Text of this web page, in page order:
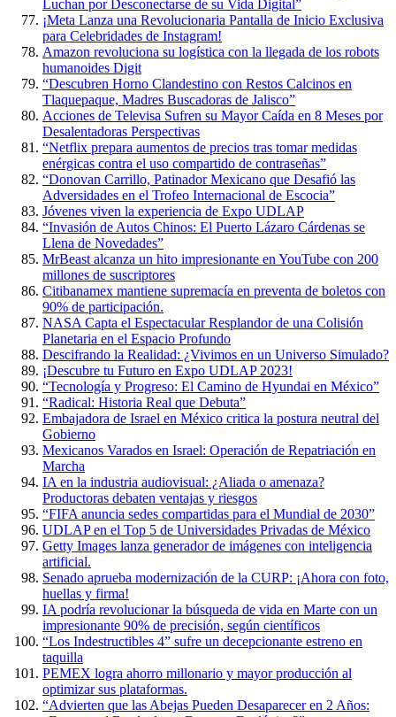
Luchan por Desconectarse de su Vida Digital”
¡Meta Lanza una Revolucionaria Pantalla de Inicio Exclusiva
para Celebridades de Instagram!
Amazon revoluciona su logística con la llegada de los robots
humanoides Digit
“Descubren Horno Clandestino con Restos Calcinos en
Tlaquepaque, Madres Buscadoras de Jalisco”
Acciones de Televisa Sufren su Mayor Caída en 8 Meses por
Desalentadoras Perspectivas
“Netflix prepara aumentos de precios tras tomar medidas
enérgicas contra el uso compartido de contraseñas”
“Donovan Carrillo, Patinador Mexicano que Desafió las
Adversidades en el Trofeo Internacional de Escocia”
Jóvenes viven la experiencia de Expo UDLAP
“Invasión de Autos Chinos: El Puerto Lázaro Cárdenas se
Llena de Novedades”
MrBeast alcanza un hito impresionante en YouTube con 200
millones de suscriptores
Citibanamex mantiene supremacía en preventa de boletos con
90% de participación.
NASA Capta el Espectacular Resplandor de una Colisión
Planetaria en el Espacio Profundo
Descifrando la Realidad: ¿Vivimos en un Universo Simulado?
¡Descubre tu Futuro en Expo UDLAP 2023!
“Tecnología y Progreso: El Camino de Hyundai en México”
“Radical: Historia Real que Debuta”
Embajadora de Israel en México critica la postura neutral del
Gobierno
Mexicanos Varados en Israel: Operación de Repatriación en
Marcha
IA en la industria audiovisual: ¿Aliada o amenaza?
Productoras debaten ventajas y riesgos
“FIFA anuncia sedes compartidas para el Mundial de 2030”
UDLAP en el Top 5 de Universidades Privadas de México
Getty Images lanza generador de imágenes con inteligencia
artificial.
Senado aprueba modernización de la CURP: ¡Ahora con foto,
huellas y firma!
IA podría revolucionar la búsqueda de vida en Marte con un
impresionante 90% de precisión, según científicos
“Los Indestructibles 4” sufre un decepcionante estreno en
taquilla
PEMEX logra ahorro millonario y mayor producción al
optimizar sus plataformas.
“Advierten que las Abejas Pueden Desaparecer en 2 Años: